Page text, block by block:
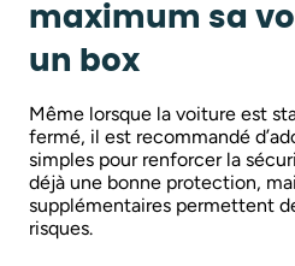
maximum sa
un box
Même lorsque la voiture est
fermé, il est recommandé
simples pour renforcer la
déjà une bonne protection,
supplémentaires permettent
risques.